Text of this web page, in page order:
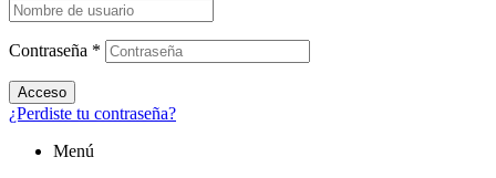
Contraseña *
Acceso
¿Perdiste tu contraseña?
Menú